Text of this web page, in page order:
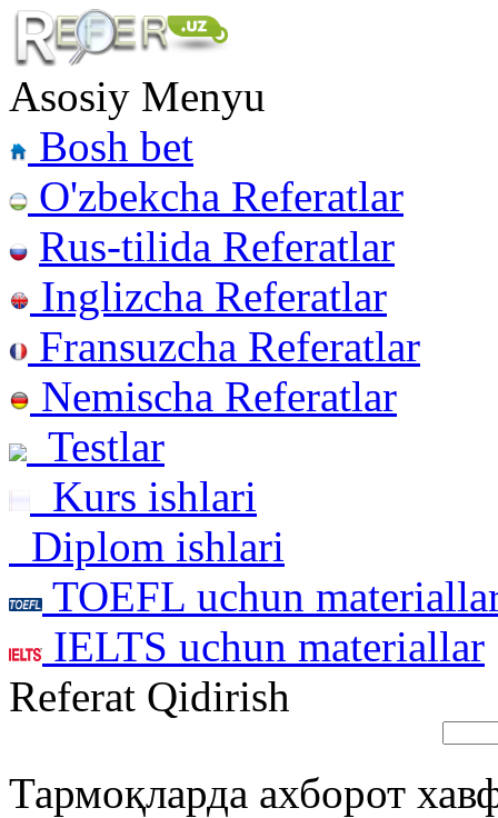
Asosiy Menyu
Bosh bet
O'zbekcha Referatlar
Rus-tilida Referatlar
Inglizcha Referatlar
Fransuzcha Referatlar
Nemischa Referatlar
Testlar
Kurs ishlari
Diplom ishlari
TOEFL uchun
IELTS uchun materiallar
Referat Qidirish
Тармоқларда ахборот